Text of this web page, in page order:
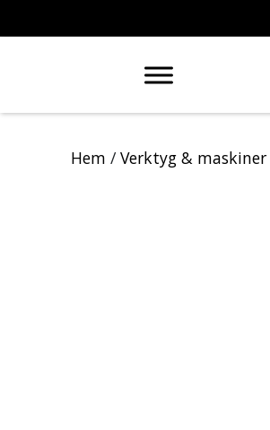
Hem /Verktyg & maskiner